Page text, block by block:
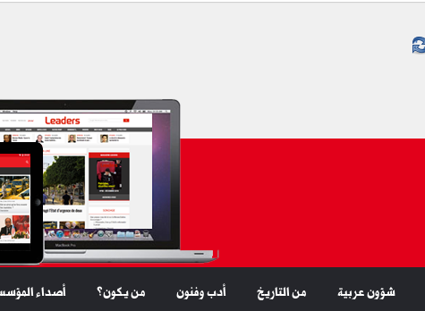
شؤون عربية من التاريخ أدب وفنون من يكون؟ أصداء